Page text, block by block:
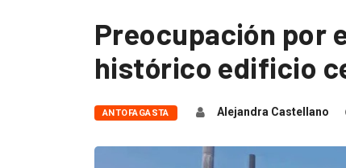
Preocupación por
histórico edificio
ANTOFAGASTA Alejandra Castellano